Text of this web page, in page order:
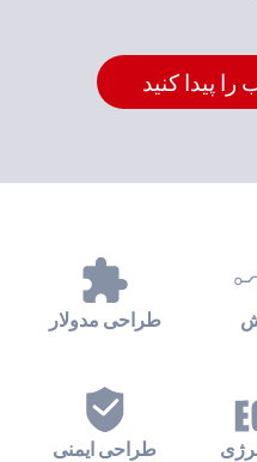
پیدا کنید
طراحی مدولار
طراحی ایمنی